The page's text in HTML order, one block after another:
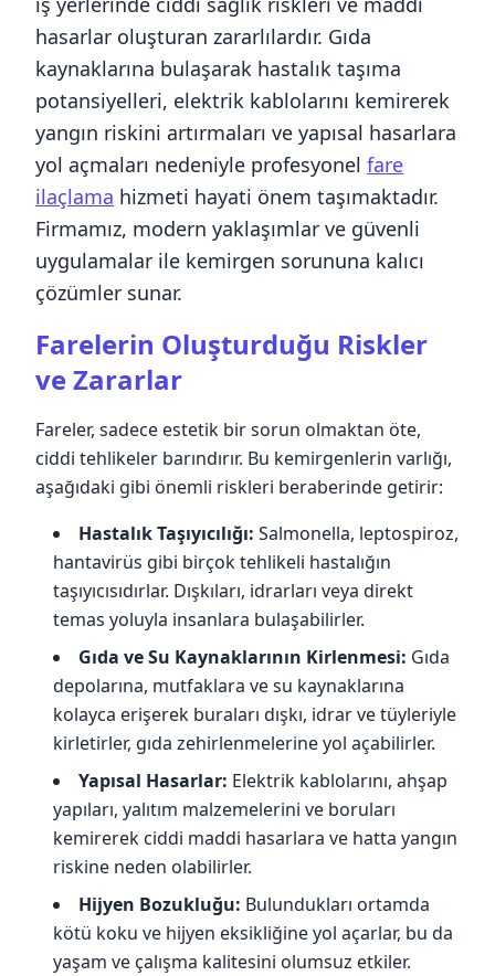
hasarlar oluşturan zararlılardır. Gıda
kaynaklarına bulaşarak hastalık taşıma
potansiyelleri, elektrik kablolarını kemirerek
yangın riskini artırmaları ve yapısal hasarlara
yol açmaları nedeniyle profesyonel fare
ilaçlama hizmeti hayati önem taşımaktadır.
Firmamız, modern yaklaşımlar ve güvenli
uygulamalar ile kemirgen sorununa kalıcı
çözümler sunar.
Farelerin Oluşturduğu Riskler
ve Zararlar
Fareler, sadece estetik bir sorun olmaktan öte,
ciddi tehlikeler barındırır. Bu kemirgenlerin varlığı,
aşağıdaki gibi önemli riskleri beraberinde getirir:
Hastalık Taşıyıcılığı: Salmonella, leptospiroz,
hantavirüs gibi birçok tehlikeli hastalığın
taşıyıcısıdırlar. Dışkıları, idrarları veya direkt
temas yoluyla insanlara bulaşabilirler.
Gıda ve Su Kaynaklarının Kirlenmesi: Gıda
depolarına, mutfaklara ve su kaynaklarına
kolayca erişerek buraları dışkı, idrar ve tüyleriyle
kirletirler, gıda zehirlenmelerine yol açabilirler.
Yapısal Hasarlar: Elektrik kablolarını, ahşap
yapıları, yalıtım malzemelerini ve boruları
kemirerek ciddi maddi hasarlara ve hatta yangın
riskine neden olabilirler.
Hijyen Bozukluğu: Bulundukları ortamda
kötü koku ve hijyen eksikliğine yol açarlar, bu da
yaşam ve çalışma kalitesini olumsuz etkiler.